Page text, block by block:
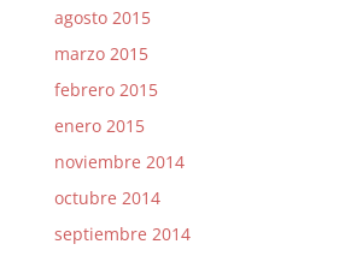
agosto 2015
marzo 2015
febrero 2015
enero 2015
noviembre 2014
octubre 2014
septiembre 2014